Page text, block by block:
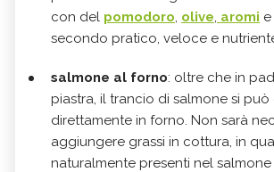
con del pomodoro, olive, aromi e
secondo pratico, veloce e
salmone al forno: oltre che in
piastra, il trancio di salmone si
direttamente in forno. Non sarà
aggiungere grassi in cottura, in
naturalmente presenti nel salmone